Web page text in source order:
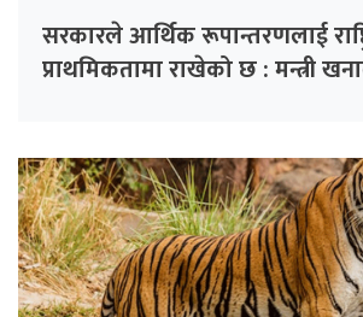
सरकारले आर्थिक रूपान्तरणलाई
प्राथमिकतामा राखेको छ : मन्त्री